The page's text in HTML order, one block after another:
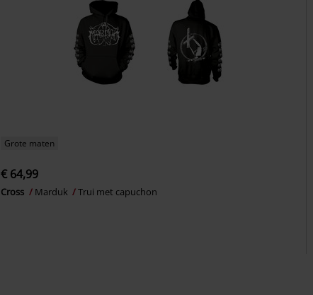
Grote maten
€ 64,99
Cross Marduk Trui met capuchon